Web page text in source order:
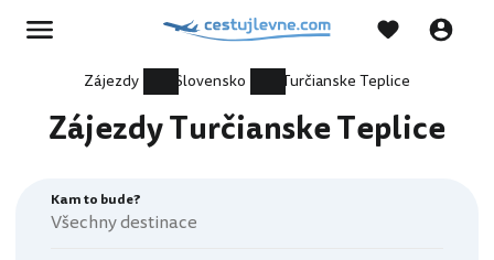
Zájezdy Slovensko Turčianske Teplice
Zájezdy Turčianske Teplice
Kam to bude?